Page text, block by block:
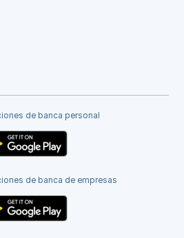
de banca personal
de banca de empresas